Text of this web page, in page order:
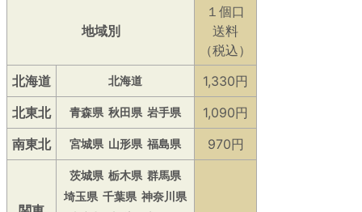
地域別
１個口
送料
（税込）
北海道
北海道
1,330円
北東北
青森県 秋田県 岩手県
1,090円
南東北
宮城県 山形県 福島県 970円
茨城県 栃木県 群馬県
埼玉県 千葉県 神奈川県